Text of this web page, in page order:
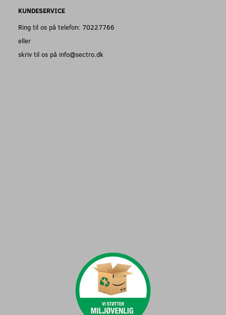
KUNDESERVICE
Ring til os på telefon: 70227766
eller
skriv til os på info@sectro.dk